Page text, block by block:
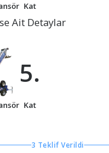
Kat
Ait Detaylar
5.
Kat
3 Teklif Verildi